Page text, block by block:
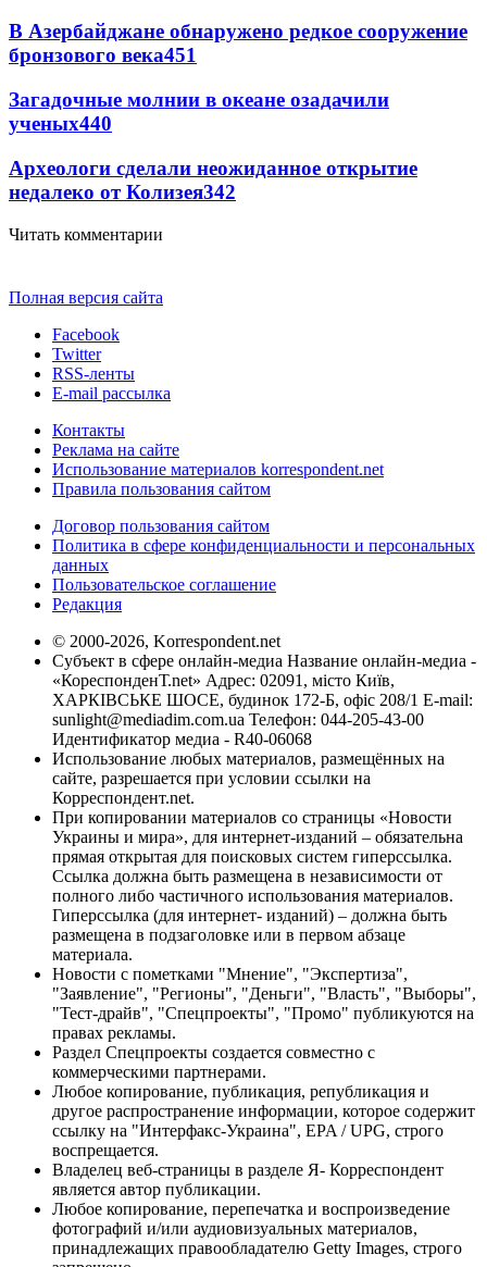
В Азербайджане обнаружено редкое сооружение
бронзового века451
Загадочные молнии в океане озадачили
ученых440
Археологи сделали неожиданное открытие
недалеко от Колизея342
Читать комментарии
Полная версия сайта
Facebook
Twitter
RSS-ленты
E-mail рассылка
Контакты
Реклама на сайте
Использование материалов korrespondent.net
Правила пользования сайтом
Договор пользования сайтом
Политика в сфере конфиденциальности и персональных
данных
Пользовательское соглашение
Редакция
© 2000-2026, Korrespondent.net
Субъект в сфере онлайн-медиа Название онлайн-медиа -
«КореспонденТ.net» Адрес: 02091, місто Київ,
ХАРКІВСЬКЕ ШОСЕ, будинок 172-Б, офіс 208/1 E-mail:
sunlight@mediadim.com.ua Телефон: 044-205-43-00
Идентификатор медиа - R40-06068
Использование любых материалов, размещённых на
сайте, разрешается при условии ссылки на
Корреспондент.net.
При копировании материалов со страницы «Новости
Украины и мира», для интернет-изданий – обязательна
прямая открытая для поисковых систем гиперссылка.
Ссылка должна быть размещена в независимости от
полного либо частичного использования материалов.
Гиперссылка (для интернет- изданий) – должна быть
размещена в подзаголовке или в первом абзаце
материала.
Новости с пометками "Мнение", "Экспертиза",
"Заявление", "Регионы", "Деньги", "Власть", "Выборы",
"Тест-драйв", "Спецпроекты", "Промо" публикуются на
правах рекламы.
Раздел Спецпроекты создается совместно с
коммерческими партнерами.
Любое копирование, публикация, републикация и
другое распространение информации, которое содержит
ссылку на "Интерфакс-Украина", EPA / UPG, строго
воспрещается.
Владелец веб-страницы в разделе Я- Корреспондент
является автор публикации.
Любое копирование, перепечатка и воспроизведение
фотографий и/или аудиовизуальных материалов,
принадлежащих правообладателю Getty Images, строго